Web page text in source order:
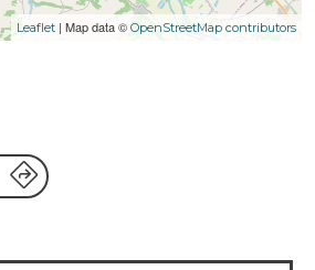
Leaflet | Map data © OpenStreetMap contributors